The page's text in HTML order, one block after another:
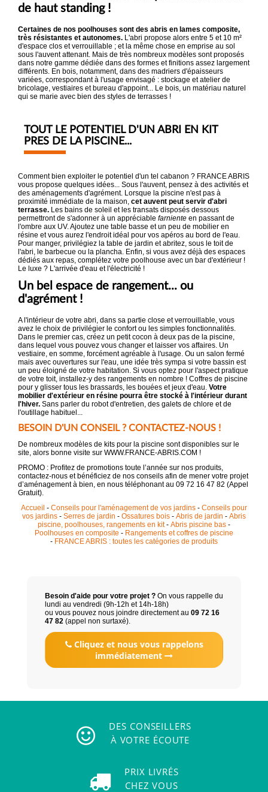
de haut standing !
Certaines de nos poolhouses sont des abris en lames composite,
très résistantes et autonomes. L'abri propose alors entre 5 et 10 m²
d'espace clos et verrouillable ; et la même chose en emprise au sol
sous l'auvent attenant. Mais de très nombreux modèles sont proposés
dans notre gamme dédiée dans des formes et finitions assez largement
différents. En bois, notamment, dans des madriers d'épaisseurs
variées, correspondant à l'usage envisagé : stockage et atelier de
bricolage, vestiaires et bureau d'appoint... Le bois, un matériau naturel
qui se marie avec bien des styles de terrasses !
TOUT LE POTENTIEL D'UN ABRI EN KIT
PRES DE LA PISCINE...
Comment bien exploiter le potentiel d'un tel cabanon ? FRANCE ABRIS
vous propose quelques idées... Sous l'auvent, pensez à des activités et
des aménagements d'agrément. Lorsque la piscine n'est pas à
proximité immédiate de la maison, cet auvent peut servir d'abri
terrasse. Les bains de soleil et les transats disposés dessous
permettront de s'adonner à un appréciable farniente en passant de
l'ombre aux UV. Ajoutez une table basse et un peu de mobilier en
résine et vous aurez l'endroit idéal pour vos apéros au bord de l'eau.
Pour manger, privilégiez la table de jardin et abritez, sous le toit de
l'abri, le barbecue ou la plancha. Enfin, si vous avez déjà des espaces
dédiés aux repas, complétez votre poolhouse avec un bar d'extérieur !
Le luxe ? L'arrivée d'eau et l'électricité !
Un bel espace de rangement... ou
d'agrément !
A l'intérieur de votre abri, dans sa partie close et verrouillable, vous
avez le choix de privilégier le confort ou les simples fonctionnalités.
Dans le premier cas, créez un petit cocon à deux pas de la piscine,
dans lequel vous pouvez vous changer et laisser vos affaires. Un
vestiaire, en somme, forcément agréable à l'usage. Ou un salon fermé
mais avec ouvertures sur l'eau, une idée très sympa si votre bassin est
un peu éloigné de votre habitation. Si vous optez pour l'aspect pratique
de votre toit, installez-y des rangements en nombre ! Coffres de piscine
pour y glisser tous les brassards, les bouées et jeux d'eau. Votre
mobilier d'extérieur en résine pourra être stocké à l'intérieur durant
l'hiver. Sans parler du robot d'entretien, des galets de chlore et de
l'outillage habituel...
BESOIN D'UN CONSEIL ? CONTACTEZ-NOUS !
De nombreux modèles de kits pour la piscine sont disponibles sur le
site, alors bonne visite sur WWW.FRANCE-ABRIS.COM !
PROMO : Profitez de promotions toute l’année sur nos produits,
contactez-nous et bénéficiez de nos conseils afin de mener votre projet
d’aménagement à bien, en nous téléphonant au 09 72 16 47 82 (Appel
Gratuit).
Accueil - Conseils pour l'aménagement de vos jardins - Conseils pour
vos jardins - Serres de jardin - Ossatures bois - Abris de jardin - Abris
piscine, poolhouses, rangements en kit- Abris piscine bas -
Poolhouses en composite - Rangements et coffres de piscine
- FRANCE ABRIS : toutes les catégories de produits
Besoin d'aide pour votre projet ? On vous rappelle du
lundi au vendredi (9h-12h et 14h-18h)
ou vous pouvez nous joindre directement au 09 72 16
47 82 (appel non surtaxé).
Cliquez et nous vous rappelons
immédiatement
DES CONSEILLERS
À VOTRE ÉCOUTE
PRIX LIVRÉS
CHEZ VOUS